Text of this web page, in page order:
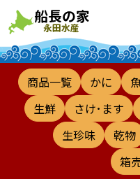
商品一覧 かに
生鮮
さけ･ます
生珍味
乾物
箱